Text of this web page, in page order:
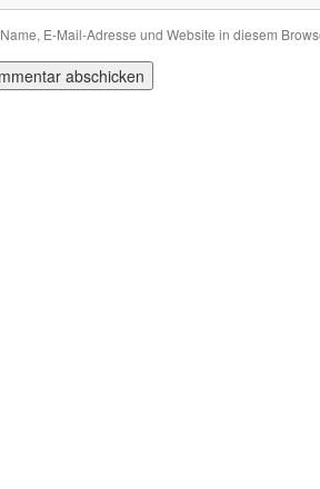
Name, E-Mail-Adresse und Website in diesem